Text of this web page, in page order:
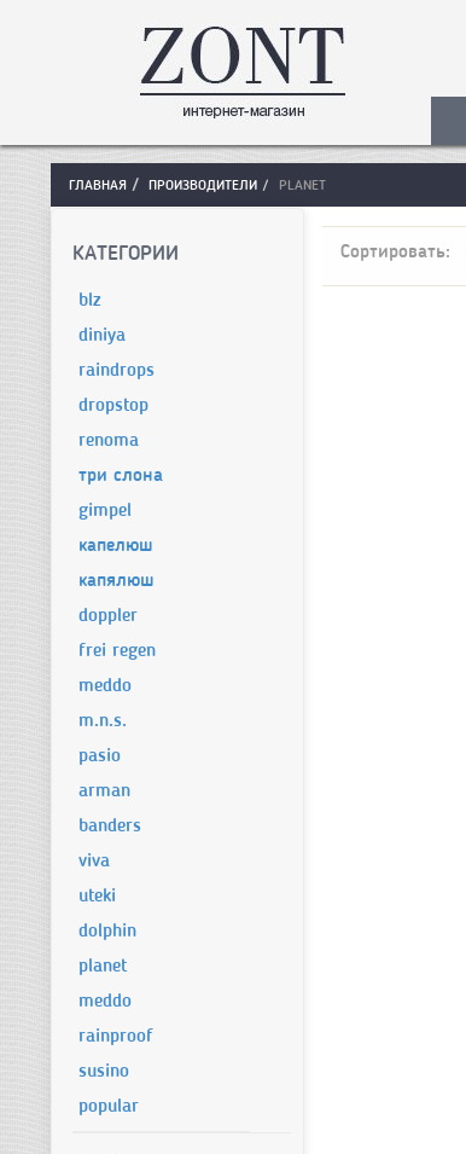
ГЛАВНАЯ ПРОИЗВОДИТЕЛИ PLANET
КАТЕГОРИИ
blz
diniya
raindrops
dropstop
renoma
три слона
gimpel
капелюш
капялюш
doppler
frei regen
meddo
m.n.s.
pasio
arman
banders
viva
uteki
dolphin
planet
meddo
rainproof
susino
popular
Сортировать: